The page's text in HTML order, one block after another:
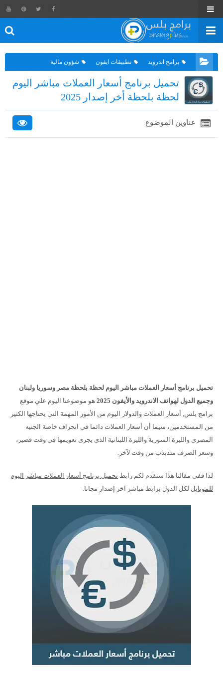
برامج اندرويد تطبيقات ايفون شؤون مالية
تحميل برنامج أسعار العملات مباشر اليوم
لحظة بلحظة أخر إصدار 2025
عناوين الموضوع
تحميل برنامج أسعار العملات مباشر اليوم لحظة بلحظة مصر وسوريا ولبنان
وجميع الدول لهواتف الاندرويد والأيفون 2025
هو موضوعنا اليوم علي موقع
برامج بلس, أسعار العملات والدولار اليوم من الأمور المهمة التي يحتاجها الكثير
من المستخدمين، سيما أن أسعار العملات دائما في انحراف خاصة الجنيه
المصري والليرة السورية والليرة اللبنانية الذي يجرى تعويمها في وقت قصير،
وسعر الصرف متذبذب من وقت لآخر.
لذا ففي مقالنا هذا سنقدم لكم رابط تحميل برنامج أسعار العملات مباشر اليوم
للموبايل لكل الدول برابط مباشر آخر إصدار مجانا.